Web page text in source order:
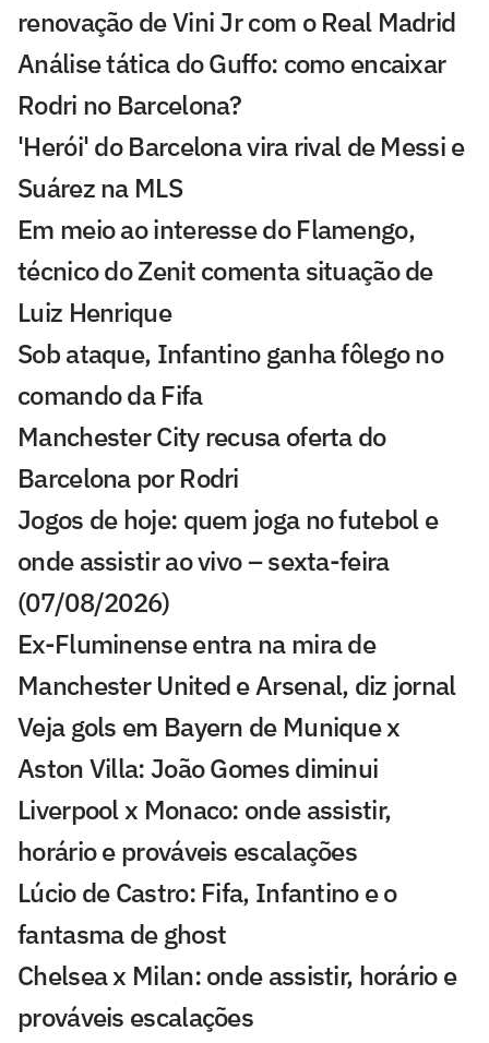
renovação de Vini Jr com o Real Madrid
Análise tática do Guffo: como encaixar
Rodri no Barcelona?
'Herói' do Barcelona vira rival de Messi e
Suárez na MLS
Em meio ao interesse do Flamengo,
técnico do Zenit comenta situação de
Luiz Henrique
Sob ataque, Infantino ganha fôlego no
comando da Fifa
Manchester City recusa oferta do
Barcelona por Rodri
Jogos de hoje: quem joga no futebol e
onde assistir ao vivo – sexta-feira
(07/08/2026)
Ex-Fluminense entra na mira de
Manchester United e Arsenal, diz jornal
Veja gols em Bayern de Munique x
Aston Villa: João Gomes diminui
Liverpool x Monaco: onde assistir,
horário e prováveis escalações
Lúcio de Castro: Fifa, Infantino e o
fantasma de ghost
Chelsea x Milan: onde assistir, horário e
prováveis escalações